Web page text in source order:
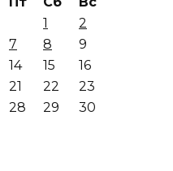
1
2
7 8
9
14 15
16
21 22
23
28 29
30